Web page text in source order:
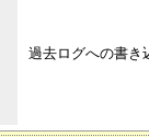
過去ログへの書き